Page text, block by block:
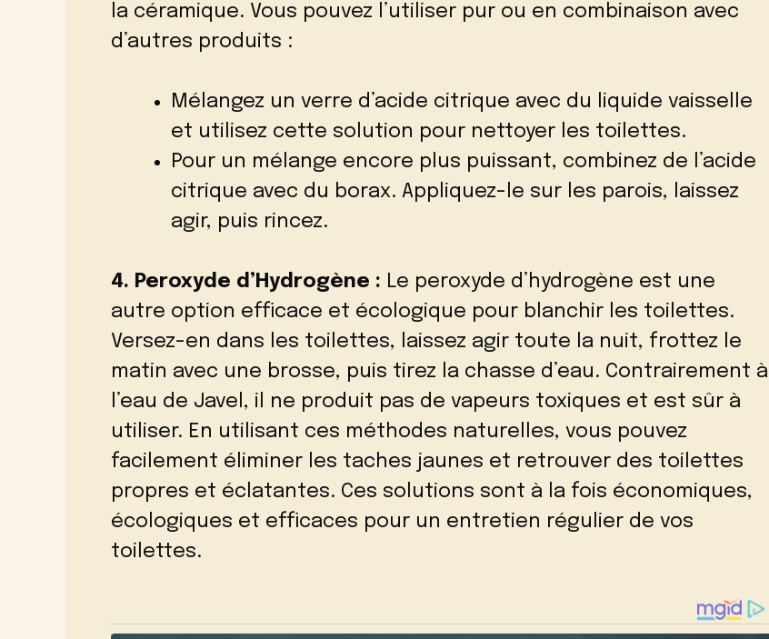
la céramique. Vous pouvez l’utiliser pur ou en combinaison avec
d’autres produits :
Mélangez un verre d’acide citrique avec du liquide vaisselle
et utilisez cette solution pour nettoyer les toilettes.
Pour un mélange encore plus puissant, combinez de l’acide
citrique avec du borax. Appliquez-le sur les parois, laissez
agir, puis rincez.
4. Peroxyde d’Hydrogène : Le peroxyde d’hydrogène est une
autre option efficace et écologique pour blanchir les toilettes.
Versez-en dans les toilettes, laissez agir toute la nuit, frottez le
matin avec une brosse, puis tirez la chasse d’eau. Contrairement à
l’eau de Javel, il ne produit pas de vapeurs toxiques et est sûr à
utiliser. En utilisant ces méthodes naturelles, vous pouvez
facilement éliminer les taches jaunes et retrouver des toilettes
propres et éclatantes. Ces solutions sont à la fois économiques,
écologiques et efficaces pour un entretien régulier de vos
toilettes.